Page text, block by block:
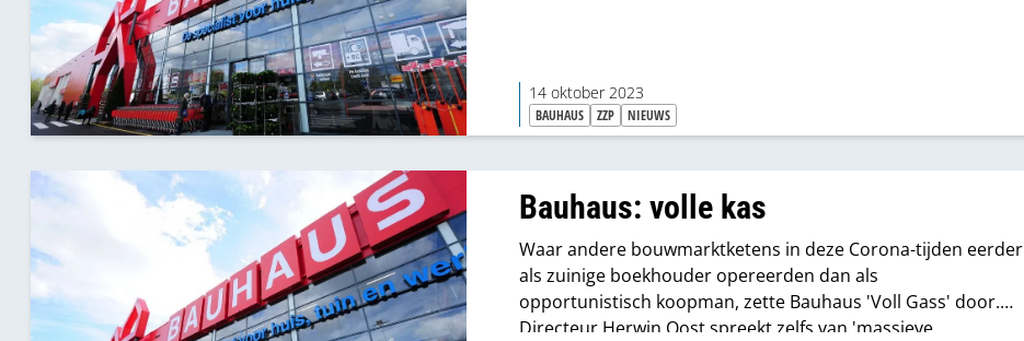
14 oktober 2023
BAUHAUS ZZP NIEUWS
Bauhaus: volle kas
Waar andere bouwmarktketens in deze Corona-tijden eerder
als zuinige boekhouder opereerden dan als
opportunistisch koopman, zette Bauhaus 'Voll Gass' door.
Directeur Herwin Oost spreekt zelfs van 'massieve